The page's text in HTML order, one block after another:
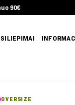
90€
OVERSIZE